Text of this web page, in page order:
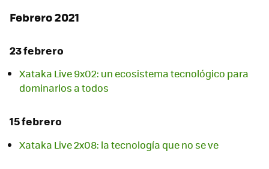
Febrero 2021
23 febrero
Xataka Live 9x02: un ecosistema tecnológico para
dominarlos a todos
15 febrero
Xataka Live 2x08: la tecnología que no se ve